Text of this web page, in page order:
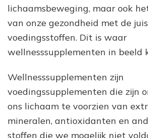
lichaamsbeweging, maar ook
van onze gezondheid met de
voedingsstoffen. Dit is waar
wellnesssupplementen in beeld
Wellnesssupplementen zijn
voedingssupplementen die zijn
ons lichaam te voorzien van
mineralen, antioxidanten en
stoffen die we mogelijk niet